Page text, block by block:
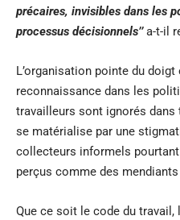
précaires, invisibles dans les
processus décisionnels’’a-t-il
L’organisation pointe du doigt
reconnaissance dans les
travailleurs sont ignorés
se matérialise par une
collecteurs informels
perçus comme des
Que ce soit le code du travail,